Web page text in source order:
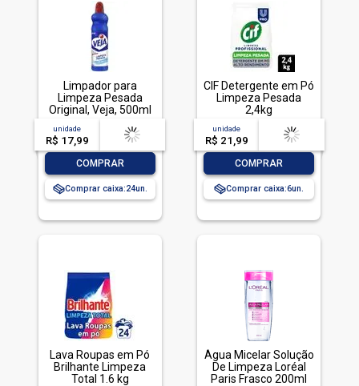
Limpador para
Limpeza Pesada
Original, Veja, 500ml
unidade
R$ 17,99
acima de
-- --,--un.
COMPRAR
Comprar caixa:24
CIF Detergente em Pó
Limpeza Pesada
2,4kg
unidade
R$ 21,99
acima de
-- --,--un.
COMPRAR
Comprar caixa:6
Lava Roupas em Pó
Brilhante Limpeza
Total 1.6 kg
Água Micelar Solução
De Limpeza Loréal
Paris Frasco 200ml